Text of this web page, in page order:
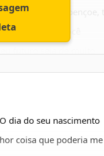
que Deus te abençoe, te
ainda que você
Eu te amo mais que
dia do seu nascimento
coisa que poderia me